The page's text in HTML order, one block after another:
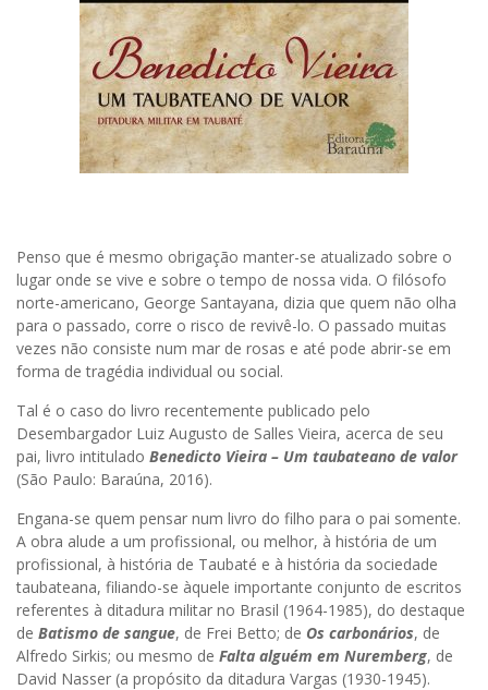
Penso que é mesmo obrigação manter-se atualizado sobre o
lugar onde se vive e sobre o tempo de nossa vida. O filósofo
norte-americano, George Santayana, dizia que quem não olha
para o passado, corre o risco de revivê-lo. O passado muitas
vezes não consiste num mar de rosas e até pode abrir-se em
forma de tragédia individual ou social.
Tal é o caso do livro recentemente publicado pelo
Desembargador Luiz Augusto de Salles Vieira, acerca de seu
pai, livro intitulado Benedicto Vieira – Um taubateano de valor
(São Paulo: Baraúna, 2016).
Engana-se quem pensar num livro do filho para o pai somente.
A obra alude a um profissional, ou melhor, à história de um
profissional, à história de Taubaté e à história da sociedade
taubateana, filiando-se àquele importante conjunto de escritos
referentes à ditadura militar no Brasil (1964-1985), do destaque
de Batismo de sangue, de Frei Betto; de Os carbonários, de
Alfredo Sirkis; ou mesmo de Falta alguém em Nuremberg, de
David Nasser (a propósito da ditadura Vargas (1930-1945).